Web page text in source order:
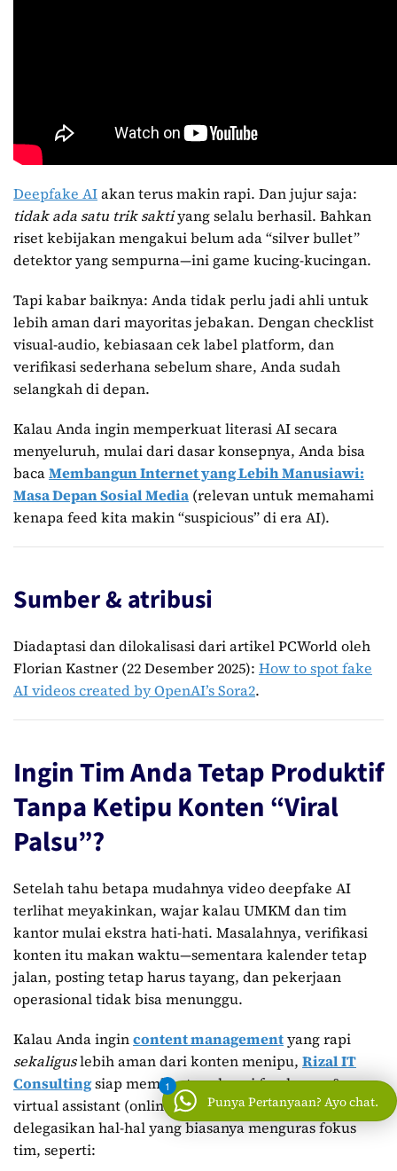
Deepfake AIakan terus makin rapi. Dan jujur saja:
tidak ada satu trik saktiyang selalu berhasil. Bahkan
riset kebijakan mengakui belum ada “silver bullet”
detektor yang sempurna—ini game kucing-kucingan.
Tapi kabar baiknya: Anda tidak perlu jadi ahli untuk
lebih aman dari mayoritas jebakan. Dengan checklist
visual-audio, kebiasaan cek label platform, dan
verifikasi sederhana sebelum share, Anda sudah
selangkah di depan.
Kalau Anda ingin memperkuat literasi AI secara
menyeluruh, mulai dari dasar konsepnya, Anda bisa
bacaMembangun Internet yang Lebih Manusiawi:
Masa Depan Sosial Media (relevan untuk memahami
kenapa feed kita makin “suspicious” di era AI).
Sumber & atribusi
Diadaptasi dan dilokalisasi dari artikel PCWorld oleh
Florian Kastner (22 Desember 2025): How to spot fake
AI videos created by OpenAI’s Sora2.
Ingin Tim Anda Tetap Produktif
Tanpa Ketipu Konten “Viral
Palsu”?
Setelah tahu betapa mudahnya video deepfake AI
terlihat meyakinkan, wajar kalau UMKM dan tim
kantor mulai ekstra hati-hati. Masalahnya, verifikasi
konten itu makan waktu—sementara kalender tetap
jalan, posting tetap harus tayang, dan pekerjaan
operasional tidak bisa menunggu.
Kalau Anda ingincontent managementyang rapi
sekaliguslebih aman dari konten menipu, Rizal IT
Consultingsiap membantu sebagai freelancer &
virtual assistant (online, seluruh Indonesia). Anda bisa
delegasikan hal-hal yang biasanya menguras fokus
tim, seperti:
Punya Pertanyaan? Ayo chat.
1